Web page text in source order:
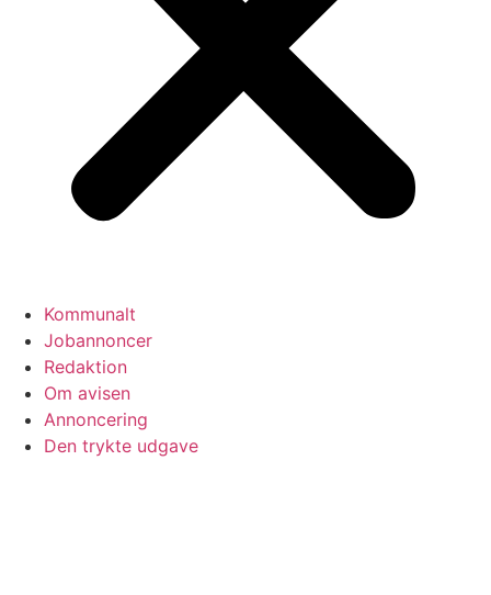
Kommunalt
Jobannoncer
Redaktion
Om avisen
Annoncering
Den trykte udgave